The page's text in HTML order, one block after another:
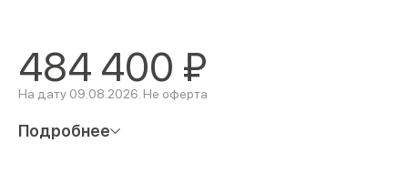
484 400 ₽
На дату 09.08.2026. Не оферта
Подробнее